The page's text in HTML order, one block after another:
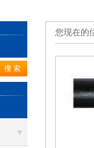
您现在的